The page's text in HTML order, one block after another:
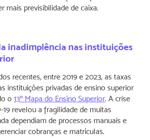
mais previsibilidade de caixa.
inadimplência nas instituições
recentes, entre 2019 e 2023, as taxas
instituições privadas de ensino superior
o 13º Mapa do Ensino Superior. A crise
19 revelou a fragilidade de muitas
dependiam de processos manuais e
cobranças e matrículas.